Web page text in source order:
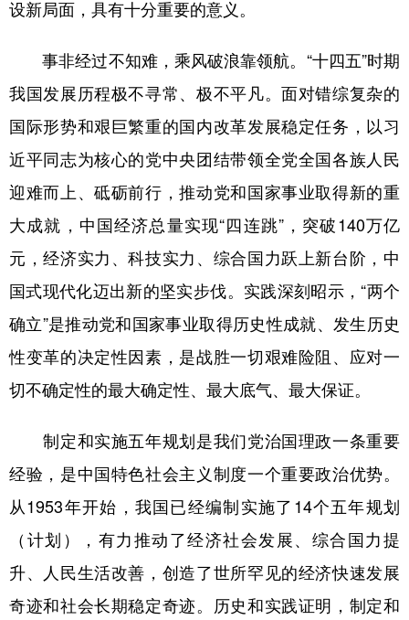
广东 广西 海南 重庆
新疆 内蒙古 黑龙江
多语种频道
English Español Français عربى
Русский язык 日本語 한국어
Deutsch Português
设新局面，具有十分重要的意义。
事非经过不知难，乘风破浪靠领航。“十四五”时期
我国发展历程极不寻常、极不平凡。面对错综复杂的
国际形势和艰巨繁重的国内改革发展稳定任务，以习
近平同志为核心的党中央团结带领全党全国各族人民
迎难而上、砥砺前行，推动党和国家事业取得新的重
大成就，中国经济总量实现“四连跳”，突破140万亿
元，经济实力、科技实力、综合国力跃上新台阶，中
国式现代化迈出新的坚实步伐。实践深刻昭示，“两个
确立”是推动党和国家事业取得历史性成就、发生历史
性变革的决定性因素，是战胜一切艰难险阻、应对一
切不确定性的最大确定性、最大底气、最大保证。
制定和实施五年规划是我们党治国理政一条重要
经验，是中国特色社会主义制度一个重要政治优势。
从1953年开始，我国已经编制实施了14个五年规划
（计划），有力推动了经济社会发展、综合国力提
升、人民生活改善，创造了世所罕见的经济快速发展
奇迹和社会长期稳定奇迹。历史和实践证明，制定和